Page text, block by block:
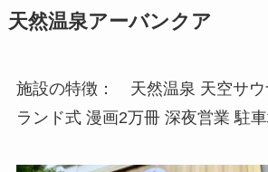
天然温泉アーバンクア
施設の特徴： 天然温泉 天空サウ
ランド式 漫画2万冊 深夜営業 駐